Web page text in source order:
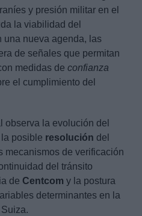
y presión militar en el
la viabilidad del
una nueva agenda, las
de señales que permitan
medidas de confianza
el cumplimiento del
observa la evolución del
posible resolución del
mecanismos de verificación
del tránsito
de Centcom y la postura
determinantes en la